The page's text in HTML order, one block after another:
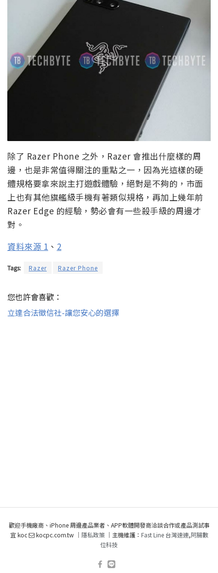
除了 Razer Phone 之外，Razer 會推出什麼樣的周
邊，也是非常值得關注的重點之一，因為光這樣的硬
體規格要拿來說主打遊戲體驗，絕對是不夠的，市面
上也有其他旗艦級手機有著類似規格，再加上幾年前
Razer Edge 的經驗，勢必會有一些殺手級的周邊才
對。
資料來源 1 、 2
Tags: Razer Razer Phone
您也許會喜歡：
立達合法徵信社-讓您安心的選擇
歡迎手機廠商、iPhone 周邊產品業者、APP軟體開發商洽談合作或產品測試事
宜 koc
kocpc.com.tw ｜ 隱私政策｜主機維護： Fast Line 台灣速連,阿腸數
位科技